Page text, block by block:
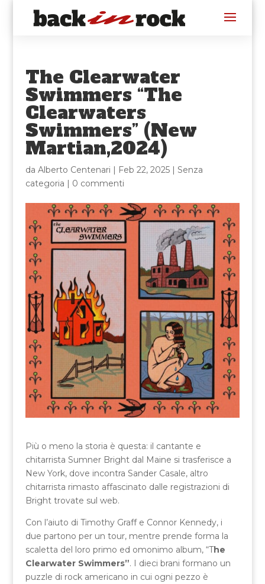
The Clearwater
Swimmers “The
Clearwaters
Swimmers” (New
Martian,2024)
da Alberto Centenari | Feb 22, 2025| Senza
categoria | 0 commenti
Più o meno la storia è questa: il cantante e
chitarrista Sumner Bright dal Maine si trasferisce a
New York, dove incontra Sander Casale, altro
chitarrista rimasto affascinato dalle registrazioni di
Bright trovate sul web.
Con l’aiuto di Timothy Graff e Connor Kennedy, i
due partono per un tour, mentre prende forma la
scaletta del loro primo ed omonimo album, “The
Clearwater Swimmers”. I dieci brani formano un
puzzle di rock americano in cui ogni pezzo è